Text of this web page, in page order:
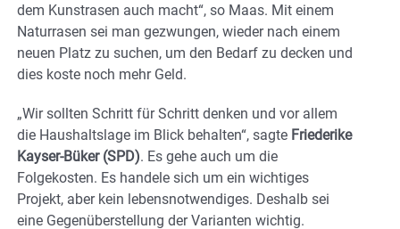
dem Kunstrasen auch macht“, so Maas. Mit einem
Naturrasen sei man gezwungen, wieder nach einem
neuen Platz zu suchen, um den Bedarf zu decken und
dies koste noch mehr Geld.
„Wir sollten Schritt für Schritt denken und vor allem
die Haushaltslage im Blick behalten“, sagte Friederike
Kayser-Büker (SPD). Es gehe auch um die
Folgekosten. Es handele sich um ein wichtiges
Projekt, aber kein lebensnotwendiges. Deshalb sei
eine Gegenüberstellung der Varianten wichtig.